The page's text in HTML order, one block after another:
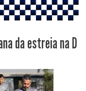
da estreia na D